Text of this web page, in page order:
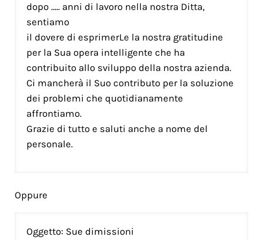
dopo ….. anni di lavoro nella nostra Ditta,
sentiamo
il dovere di esprimerLe la nostra gratitudine
per la Sua opera intelligente che ha
contribuito allo sviluppo della nostra azienda.
Ci mancherà il Suo contributo per la soluzione
dei problemi che quotidianamente
affrontiamo.
Grazie di tutto e saluti anche a nome del
personale.
Oppure
Oggetto: Sue dimissioni